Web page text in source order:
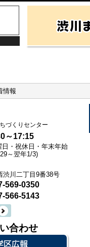
情報
づくりセンター
～17:15
日・祝休日・年末年始
～翌年1/3)
渋川二丁目9番38号
569-0350
566-5143
合わせ